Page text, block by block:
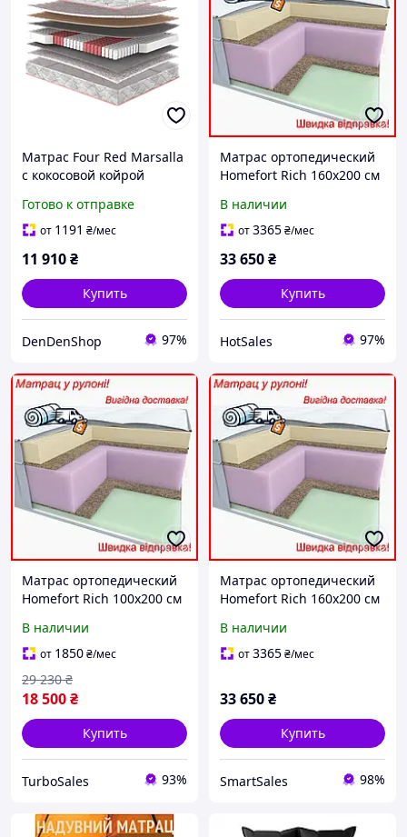
Матрас Four Red Marsalla
с кокосовой койрой
кровати средней
жесткости с поддержкой
Готово к отправке
от 1191 ₴/мес
11 910₴
Купить
DenDenShop 97%
Матрас ортопедический
Homefort Rich 160х200 см
беспружинный для сна с
эффектом зима-лето
В наличии
от3365₴/мес
33 650₴
Купить
HotSales 97%
Матрас ортопедический
Homefort Rich 100х200 см
беспружинный для
взрослых с эффектом
зима-лето
В наличии
от 1850₴/мес
18 500₴
29 230 ₴
Купить
TurboSales 93%
Матрас ортопедический
Homefort Rich 160х200 см
беспружинный для сна с
эффектом зима-лето
В наличии
от3365₴/мес
33 650₴
Купить
SmartSales 98%